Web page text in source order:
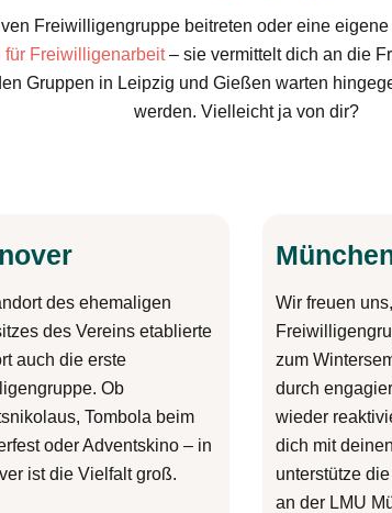
Freiwilligengruppe beitreten oder eine
für Freiwilligenarbeit– sie vermittelt dich an die
Gruppen in Leipzig und Gießen warten
werden. Vielleicht ja von dir?
des ehemaligen
des Vereins etablierte
auch die erste
Ob
Tombola beim
oder Adventskino – in
ist die Vielfalt groß.
Wir freuen
zum
durch
wieder
dich mit
unterstütze
an der LMU